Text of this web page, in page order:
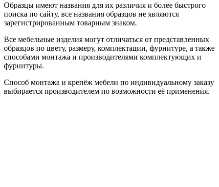
Образцы имеют названия для их различия и более быстрого
поиска по сайту, все названия образцов не являются
зарегистрированным товарным знаком.
Все мебельные изделия могут отличаться от представленных
образцов по цвету, размеру, комплектации, фурнитуре, а также
способами монтажа и производителями комплектующих и
фурнитуры.
Способ монтажа и крепёж мебели по индивидуальному заказу
выбирается производителем по возможности её применения.